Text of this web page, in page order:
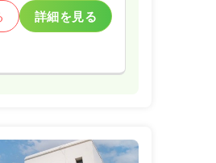
詳細を見る